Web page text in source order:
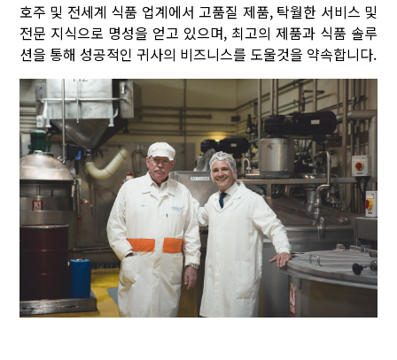
호주 및 전세계 식품 업계에서 고품질 제품, 탁월한 서비스 및
전문 지식으로 명성을 얻고 있으며, 최고의 제품과 식품 솔루
션을 통해 성공적인 귀사의 비즈니스를 도울것을 약속합니다.